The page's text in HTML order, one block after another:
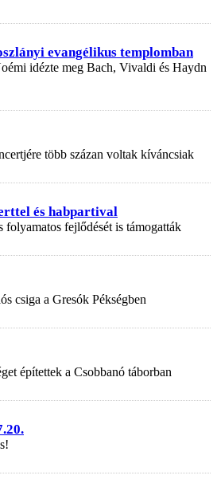
evangélikus templomban
idézte meg Bach, Vivaldi és Haydn
több százan voltak kíváncsiak
és habpartival
folyamatos fejlődését is támogatták
csiga a Gresók Pékségben
építettek a Csobbanó táborban